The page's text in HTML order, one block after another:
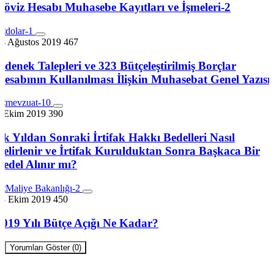
Hesabı Muhasebe Kayıtları ve İşmeleri-2
Ağustos 2019 467
Talepleri ve 323 Bütçeleştirilmiş Borçlar
Kullanılması İlişkin Muhasebat Genel Yazısı
Ekim 2019 390
Yıldan Sonraki İrtifak Hakkı Bedelleri Nasıl
ve İrtifak Kurulduktan Sonra Başkaca Bir
Alınır mı?
Ekim 2019 450
Yılı Bütçe Açığı Ne Kadar?
Yorumları Göster (0)